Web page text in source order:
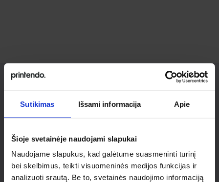
Sutikimas Išsami informacija Apie
Šioje svetainėje naudojami slapukai
Naudojame slapukus, kad galėtume suasmeninti turinį
bei skelbimus, teikti visuomeninės medijos funkcijas ir
analizuoti srautą. Be to, svetainės naudojimo informaciją
Ieškai
individualaus
sprendimo?
Susisiek su mumis dėl